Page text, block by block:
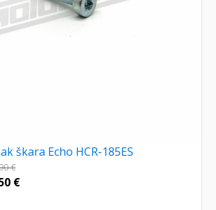
škara Echo HCR-185ES
€
€